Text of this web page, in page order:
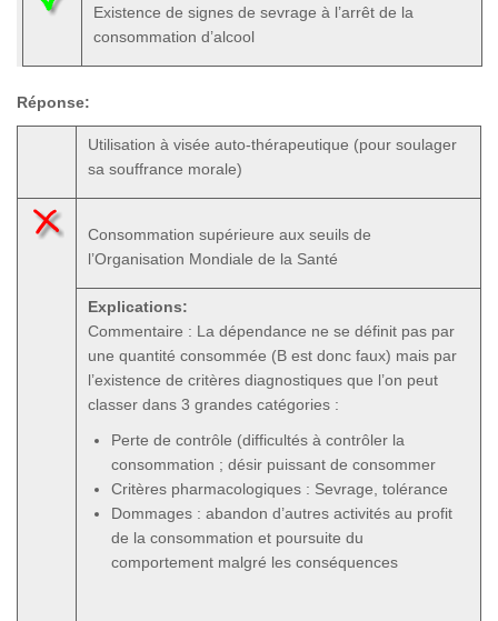
Existence de signes de sevrage à l’arrêt de la
consommation d’alcool
Réponse:
Utilisation à visée auto-thérapeutique (pour soulager
sa souffrance morale)
Consommation supérieure aux seuils de
l’Organisation Mondiale de la Santé
Explications:
Commentaire : La dépendance ne se définit pas par
une quantité consommée (B est donc faux) mais par
l’existence de critères diagnostiques que l’on peut
classer dans 3 grandes catégories :
Perte de contrôle (difficultés à contrôler la
consommation ; désir puissant de consommer
Critères pharmacologiques : Sevrage, tolérance
Dommages : abandon d’autres activités au profit
de la consommation et poursuite du
comportement malgré les conséquences